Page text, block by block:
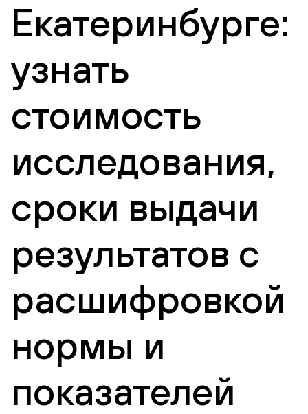
Екатеринбурге:
узнать
стоимость
исследования,
сроки выдачи
результатов с
расшифровкой
нормы и
показателей